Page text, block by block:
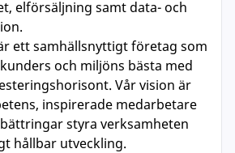
elförsäljning samt data- och
ett samhällsnyttigt företag som
och miljöns bästa med
Vår vision är
inspirerade medarbetare
styra verksamheten
hållbar utveckling.